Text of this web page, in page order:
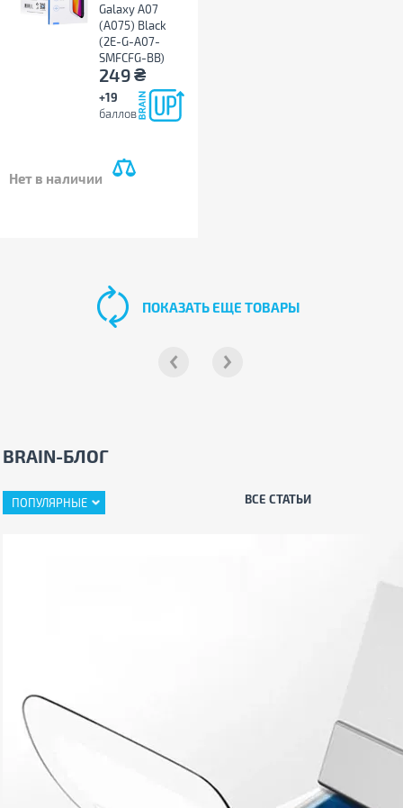
Galaxy A07
(A075) Black
(2E-G-A07-
SMFCFG-BB)
249₴
+19
баллов
Нет в наличии
ПОКАЗАТЬ ЕЩЕ ТОВАРЫ
BRAIN-БЛОГ
ПОПУЛЯРНЫЕ ВСЕ СТАТЬИ